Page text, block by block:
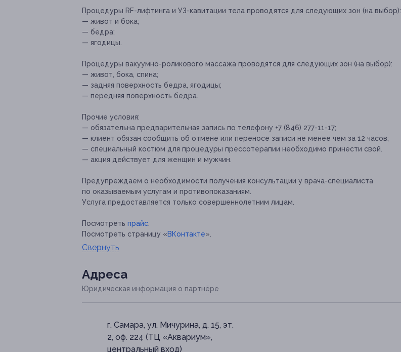
Процедуры RF-лифтинга и УЗ-кавитации тела проводятся для следующих зон (на выбор):
— живот и бока;
— бедра;
— ягодицы.
Процедуры вакуумно-роликового массажа проводятся для следующих зон (на выбор):
— живот, бока, спина;
— задняя поверхность бедра, ягодицы;
— передняя поверхность бедра.
Прочие условия:
— обязательна предварительная запись по телефону +7 (846) 277-11-17;
— клиент обязан сообщить об отмене или переносе записи не менее чем за 12 часов;
— специальный костюм для процедуры прессотерапии необходимо принести свой.
— акция действует для женщин и мужчин.
Предупреждаем о необходимости получения консультации у врача-специалиста
по оказываемым услугам и противопоказаниям.
Услуга предоставляется только совершеннолетним лицам.
Посмотреть прайс
Посмотреть страницу «ВКонтакте».
Свернуть
Адресa
Юридическая информация о партнёре
г. Самара, ул. Мичурина, д. 15, эт.
2, оф. 224 (ТЦ «Аквариум»,
центральный вход)